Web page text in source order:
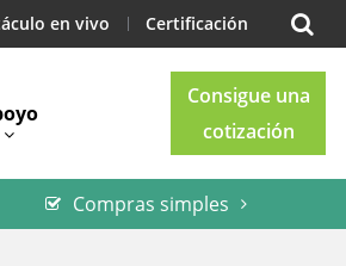
en vivo Certificación
Consigue una
cotización
Compras simples